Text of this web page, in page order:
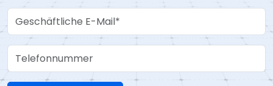
Work Email
Telefonnummer